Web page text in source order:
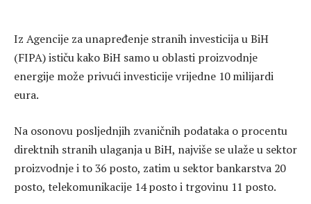
Iz Agencije za unapređenje stranih investicija u BiH
(FIPA) ističu kako BiH samo u oblasti proizvodnje
energije može privući investicije vrijedne 10 milijardi
eura.
Na osonovu posljednjih zvaničnih podataka o procentu
direktnih stranih ulaganja u BiH, najviše se ulaže u sektor
proizvodnje i to 36 posto, zatim u sektor bankarstva 20
posto, telekomunikacije 14 posto i trgovinu 11 posto.